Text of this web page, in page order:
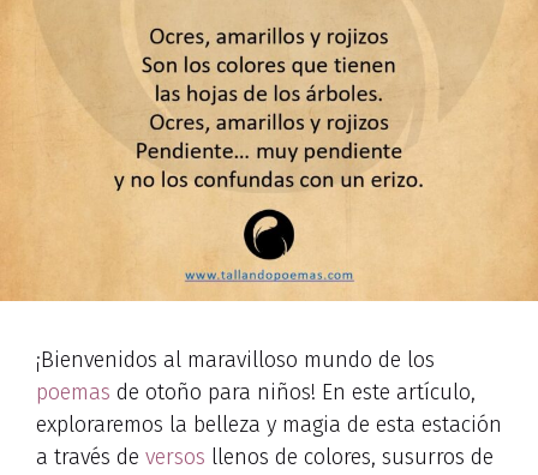
¡Bienvenidos al maravilloso mundo de los
poemas de otoño para niños! En este artículo,
exploraremos la belleza y magia de esta estación
a través de versos llenos de colores, susurros de